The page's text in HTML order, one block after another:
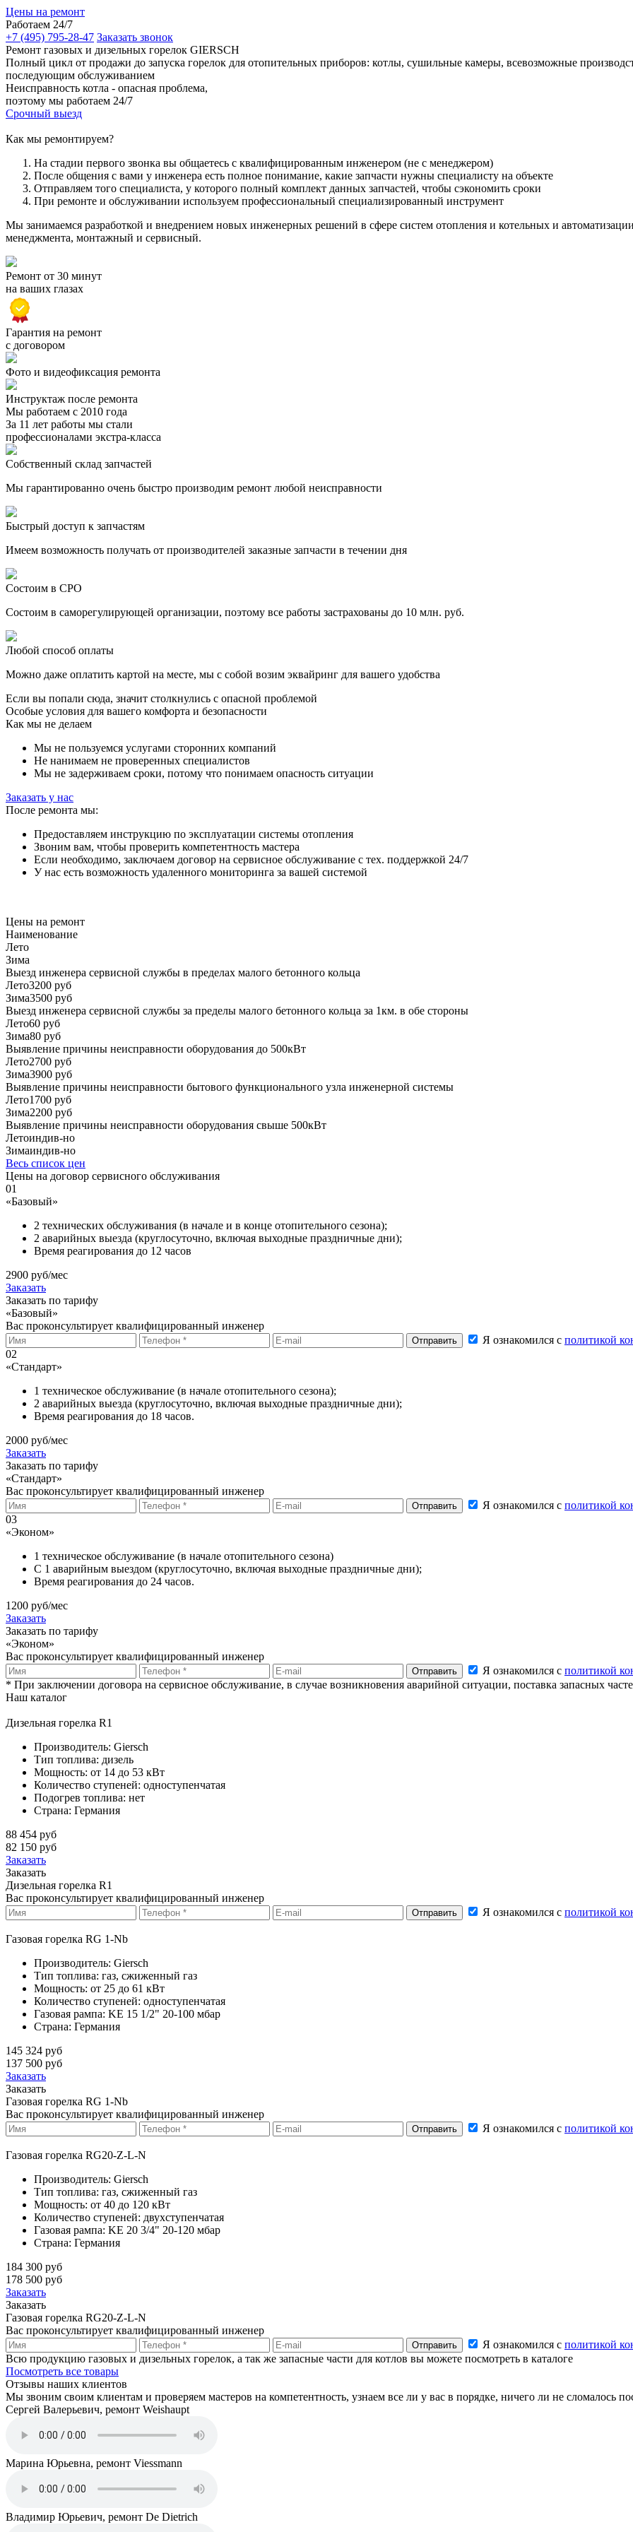
Цены на ремонт
Работаем 24/7
+7 (495) 795-28-47 Заказать звонок
Ремонт газовых и дизельных горелок GIERSCH
Полный цикл от продажи до запуска горелок для отопительных приборов: котлы, сушильные камеры, всевозможные
последующим обслуживанием
Неисправность котла - опасная проблема,
поэтому мы работаем 24/7
Срочный выезд
Как мы ремонтируем?
На стадии первого звонка вы общаетесь с квалифицированным инженером (не с менеджером)
После общения с вами у инженера есть полное понимание, какие запчасти нужны специалисту на объекте
Отправляем того специалиста, у которого полный комплект данных запчастей, чтобы сэкономить сроки
При ремонте и обслуживании используем профессиональный специализированный инструмент
Мы занимаемся разработкой и внедрением новых инженерных решений в сфере систем отопления и котельных и
менеджмента, монтажный и сервисный.
Ремонт от 30 минут
на ваших глазах
Гарантия на ремонт
c договором
Фото и видеофиксация ремонта
Инструктаж после ремонта
Мы работаем с 2010 года
За 11 лет работы мы стали
профессионалами экстра-класса
Собственный склад запчастей
Мы гарантированно очень быстро производим ремонт любой неисправности
Быстрый доступ к запчастям
Имеем возможность получать от производителей заказные запчасти в течении дня
Состоим в СРО
Состоим в саморегулирующей организации, поэтому все работы застрахованы до 10 млн. руб.
Любой способ оплаты
Можно даже оплатить картой на месте, мы с собой возим эквайринг для вашего удобства
Если вы попали сюда, значит столкнулись с опасной проблемой
Особые условия для вашего комфорта и безопасности
Как мы не делаем
Мы не пользуемся услугами сторонних компаний
Не нанимаем не проверенных специалистов
Мы не задерживаем сроки, потому что понимаем опасность ситуации
Заказать у нас
После ремонта мы:
Предоставляем инструкцию по эксплуатации системы отопления
Звоним вам, чтобы проверить компетентность мастера
Если необходимо, заключаем договор на сервисное обслуживание с тех. поддержкой 24/7
У нас есть возможность удаленного мониторинга за вашей системой
Цены на ремонт
Наименование
Лето
Зима
Выезд инженера сервисной службы в пределах малого бетонного кольца
Лето3200 руб
Зима3500 руб
Выезд инженера сервисной службы за пределы малого бетонного кольца за 1км. в обе стороны
Лето60 руб
Зима80 руб
Выявление причины неисправности оборудования до 500кВт
Лето2700 руб
Зима3900 руб
Выявление причины неисправности бытового функционального узла инженерной системы
Лето1700 руб
Зима2200 руб
Выявление причины неисправности оборудования свыше 500кВт
Летоиндив-но
Зимаиндив-но
Весь список цен
Цены на договор сервисного обслуживания
01
«Базовый»
2 технических обслуживания (в начале и в конце отопительного сезона);
2 аварийных выезда (круглосуточно, включая выходные праздничные дни);
Время реагирования до 12 часов
2900 руб/мес
Заказать
Заказать по тарифу
«Базовый»
Вас проконсультирует квалифицированный инженер
Отправить Я ознакомился с политикой
02
«Стандарт»
1 техническое обслуживание (в начале отопительного сезона);
2 аварийных выезда (круглосуточно, включая выходные праздничные дни);
Время реагирования до 18 часов.
2000 руб/мес
Заказать
Заказать по тарифу
«Стандарт»
Вас проконсультирует квалифицированный инженер
Отправить Я ознакомился с политикой
03
«Эконом»
1 техническое обслуживание (в начале отопительного сезона)
С 1 аварийным выездом (круглосуточно, включая выходные праздничные дни);
Время реагирования до 24 часов.
1200 руб/мес
Заказать
Заказать по тарифу
«Эконом»
Вас проконсультирует квалифицированный инженер
Отправить Я ознакомился с политикой
* При заключении договора на сервисное обслуживание, в случае возникновения аварийной ситуации, поставка запасных
Наш каталог
Дизельная горелка R1
Производитель: Giersch
Тип топлива: дизель
Мощность: от 14 до 53 кВт
Количество ступеней: одноступенчатая
Подогрев топлива: нет
Страна: Германия
88 454 руб
82 150 руб
Заказать
Заказать
Дизельная горелка R1
Вас проконсультирует квалифицированный инженер
Отправить Я ознакомился с политикой
Газовая горелка RG 1-Nb
Производитель: Giersch
Тип топлива: газ, сжиженный газ
Мощность: от 25 до 61 кВт
Количество ступеней: одноступенчатая
Газовая рампа: KE 15 1/2" 20-100 мбар
Страна: Германия
145 324 руб
137 500 руб
Заказать
Заказать
Газовая горелка RG 1-Nb
Вас проконсультирует квалифицированный инженер
Отправить Я ознакомился с политикой
Газовая горелка RG20-Z-L-N
Производитель: Giersch
Тип топлива: газ, сжиженный газ
Мощность: от 40 до 120 кВт
Количество ступеней: двухступенчатая
Газовая рампа: KE 20 3/4" 20-120 мбар
Страна: Германия
184 300 руб
178 500 руб
Заказать
Заказать
Газовая горелка RG20-Z-L-N
Вас проконсультирует квалифицированный инженер
Отправить Я ознакомился с политикой
Всю продукцию газовых и дизельных горелок, а так же запасные части для котлов вы можете посмотреть в каталоге
Посмотреть все товары
Отзывы наших клиентов
Мы звоним своим клиентам и проверяем мастеров на компетентность, узнаем все ли у вас в порядке, ничего ли не сломалось
Сергей Валерьевич, ремонт Weishaupt
Марина Юрьевна, ремонт Viessmann
Владимир Юрьевич, ремонт De Dietrich